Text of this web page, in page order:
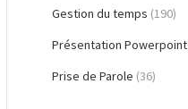
Gestion du temps (190)
Présentation Powerpoint
Prise de Parole (36)